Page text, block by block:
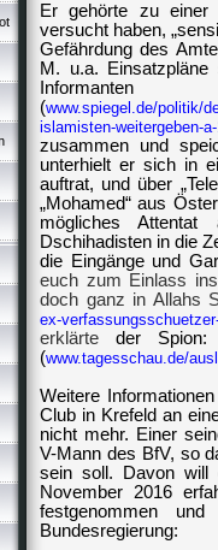
Er gehörte zu einer
versucht haben,
Gefährdung des
M. u.a.
(www.spiegel.de/politik/
islamisten-weitergeben-a-
zusammen und
unterhielt er sich in
auftrat, und über
„Mohamed“ aus
mögliches
Dschihadisten in die
die Eingänge und
euch zum Einlass
doch ganz in Allahs
ex-
erklärteder
(www.tagesschau.de/
Weitere
Club in Krefeld an
nicht mehr. Einer
V-Mann des BfV, so
sein soll. Davon will
November 2016
festgenommen
Bundesregierung: